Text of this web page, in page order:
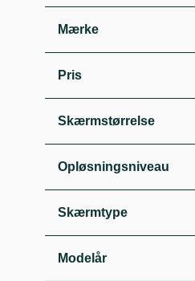
Mærke
Pris
Skærmstørrelse
Opløsningsniveau
Skærmtype
Modelår